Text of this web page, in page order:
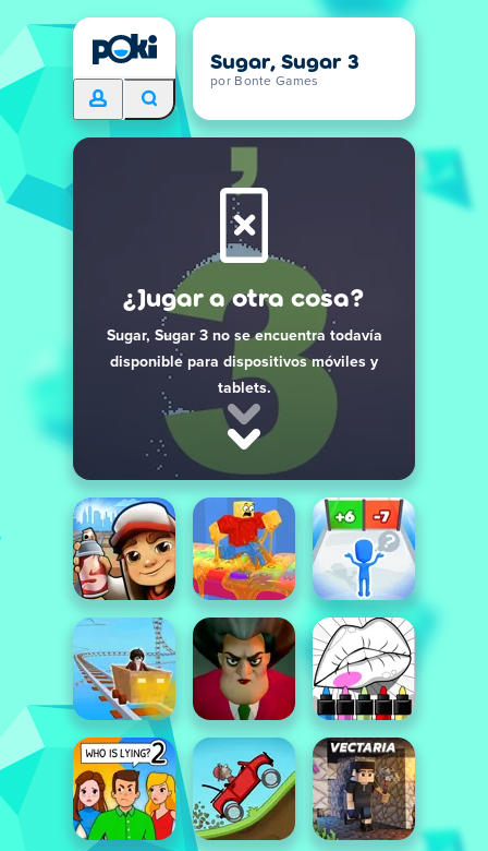
Sugar, Sugar 3
por Bonte Games
¿Jugar a otra cosa?
Sugar, Sugar 3 no se encuentra todavía
disponible para dispositivos móviles y
tablets.